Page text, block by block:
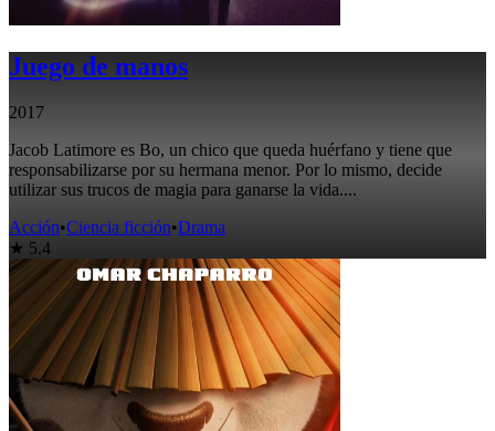
Juego de manos
2017
Jacob Latimore es Bo, un chico que queda huérfano y tiene que
responsabilizarse por su hermana menor. Por lo mismo, decide
utilizar sus trucos de magia para ganarse la vida....
Acción•Ciencia ficción•Drama
★ 5.4